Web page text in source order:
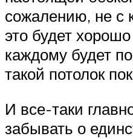
сожалению, не с
это будет
каждому будет
такой потолок
И все-таки
забывать о